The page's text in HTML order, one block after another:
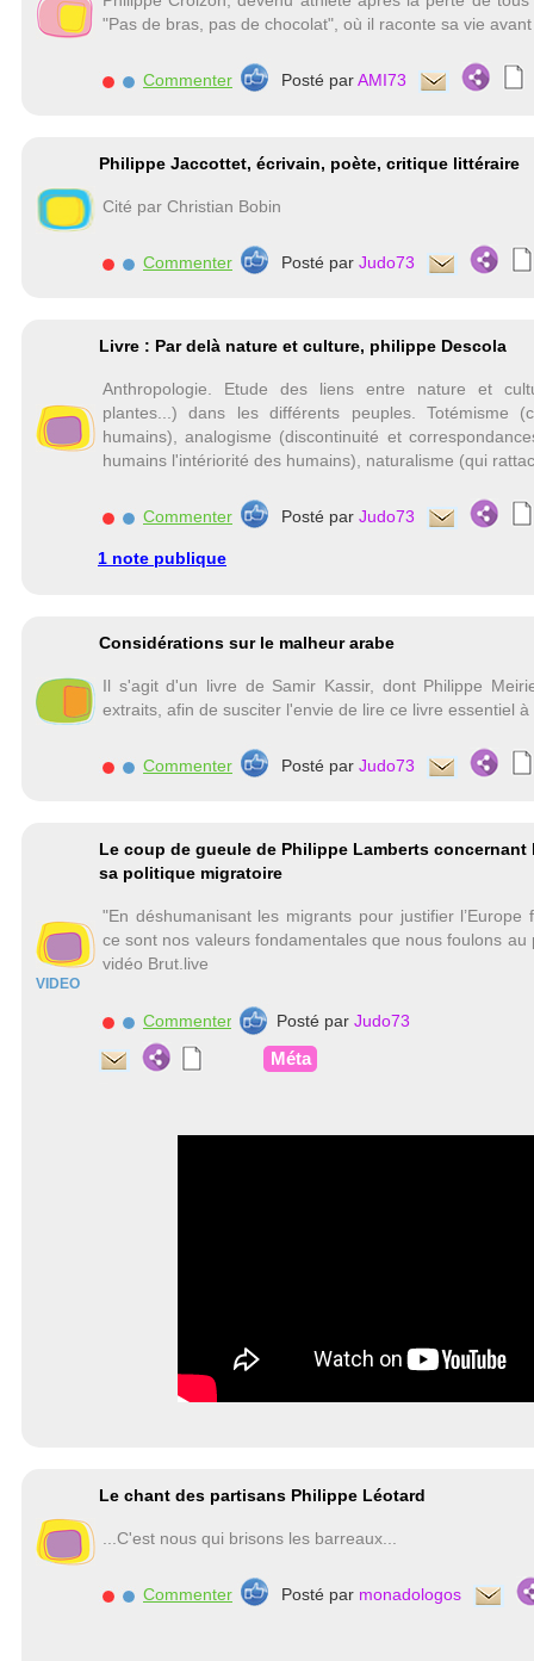
"Pas de bras, pas de chocolat", où il raconte sa vie
Commenter Posté parAMI73
Philippe Jaccottet, écrivain, poète, critique littéraire
Cité par Christian Bobin
Commenter Posté par Judo73
Livre : Par delà nature et culture, philippe Descola
Anthropologie. Etude des liens entre nature et
plantes...) dans les différents peuples. Totémisme
humains), analogisme (discontinuité et
humains l'intériorité des humains), naturalisme (qui
Commenter Posté par Judo73
1 note publique
Considérations sur le malheur arabe
Il s'agit d'un livre de Samir Kassir, dont Philippe
extraits, afin de susciter l'envie de lire ce livre essentiel à
Commenter Posté par Judo73
VIDEO
Le coup de gueule de Philippe Lamberts concernant
sa politique migratoire
"En déshumanisant les migrants pour justifier l’Europe
ce sont nos valeurs fondamentales que nous foulons au
vidéo Brut.live
Commenter Posté par Judo73
Méta
Le chant des partisans Philippe Léotard
...C'est nous qui brisons les barreaux...
Commenter Posté par monadologos